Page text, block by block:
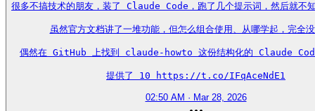
很多不搞技术的朋友，装了 Claude Code，跑了几个提示词，然后就不
虽然官方文档讲了一堆功能，但怎么组合使用、从哪学起，完全
偶然在 GitHub 上找到 claude-howto 这份结构化的 Claude
提供了 10 https://t.co/IFqAceNdE1
02:50 AM · Mar 28, 2026